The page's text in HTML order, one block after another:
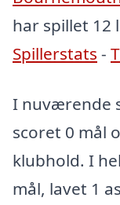
har spillet 12
Spillerstats -
I nuværende
scoret 0 mål
klubhold. I
mål, lavet 1